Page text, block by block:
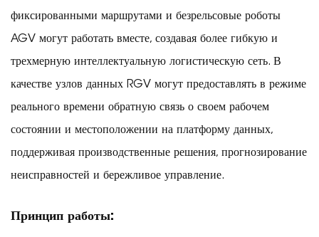
фиксированными маршрутами и безрельсовые роботы
AGV могут работать вместе, создавая более гибкую и
трехмерную интеллектуальную логистическую сеть. В
качестве узлов данных RGV могут предоставлять в режиме
реального времени обратную связь о своем рабочем
состоянии и местоположении на платформу данных,
поддерживая производственные решения, прогнозирование
неисправностей и бережливое управление.
Принцип работы: